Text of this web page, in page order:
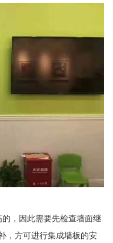
，因此需要先检查墙面继
，方可进行集成墙板的安